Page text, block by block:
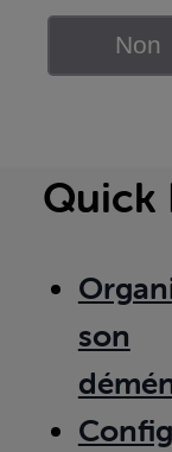
Non
Quick
son